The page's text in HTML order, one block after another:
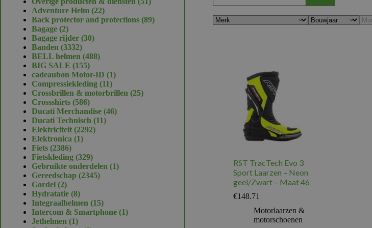
RST TracTech Evo 3
Sport Laarzen – Neon
geel/Zwart – Maat 46
€148.71
Motorlaarzen &
motorschoenen
Adventure Helm 2222
producten
Back protector and protections 8989
Bagage 22
producten
Bagage rijder 3030
Banden 33323332
producten
BELL helmen 488488
BIG SALE 155155
producten
cadeaubon Motor-ID 11
Compressiekleding 1111
producten
Crossbrillen & motorbrillen 2525
Crossshirts 586586
producten
Ducati Merchandise 4646
Ducati Technisch 1111
Elektriciteit 22922292
Elektronica 11
Fiets 23862386
producten
Fietskleding 329329
producten
Gebruikte onderdelen 11
Gereedschap 23452345
Gordel 22
producten
Hydratatie 88
producten
Integraalhelmen 1515
producten
Intercom & Smartphone 11
Jethelmen 11